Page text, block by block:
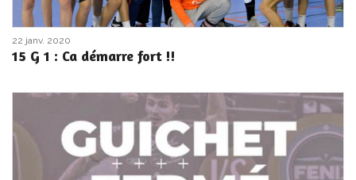
22 janv. 2020
15 G 1 : Ca démarre fort !!